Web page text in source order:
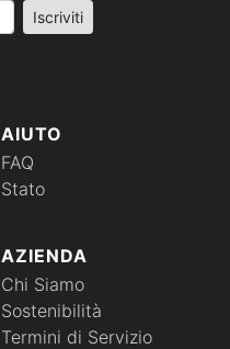
AIUTO
FAQ
Stato
AZIENDA
Chi Siamo
Sostenibilità
Termini di Servizio
Iscriviti